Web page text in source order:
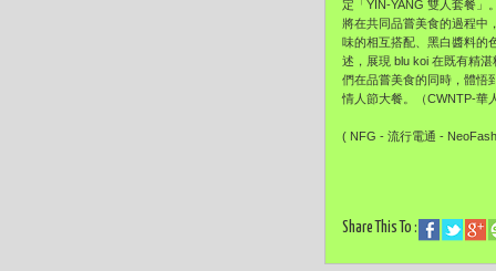
定「YIN-YANG 雙人套餐」
將在共同品嘗美食的過程中
味的相互搭配、黑白醬料的
述，展現 blu koi 在既有精
們在品嘗美食的同時，體悟
情人節大餐。（CWNTP-華
( NFG - 流行電通 -
Share This To :